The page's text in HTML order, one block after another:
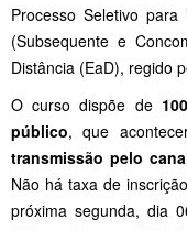
Processo Seletivo
(Subsequente e
Distância (EaD), regido
O curso dispõe de
público, que
transmissão pelo
Não há taxa de
próxima segunda, dia